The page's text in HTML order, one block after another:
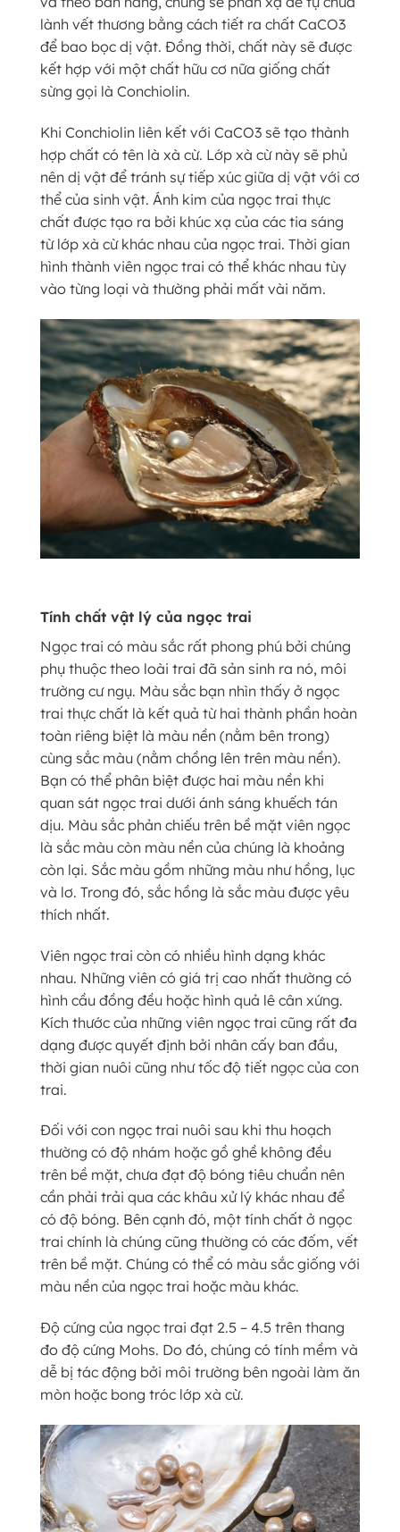
lành vết thương bằng cách tiết ra chất CaCO3
để bao bọc dị vật. Đồng thời, chất này sẽ được
kết hợp với một chất hữu cơ nữa giống chất
sừng gọi là Conchiolin.
Khi Conchiolin liên kết với CaCO3 sẽ tạo thành
hợp chất có tên là xà cừ. Lớp xà cừ này sẽ phủ
nên dị vật để tránh sự tiếp xúc giữa dị vật với cơ
thể của sinh vật. Ánh kim của ngọc trai thực
chất được tạo ra bởi khúc xạ của các tia sáng
từ lớp xà cừ khác nhau của ngọc trai. Thời gian
hình thành viên ngọc trai có thể khác nhau tùy
vào từng loại và thường phải mất vài năm.
Tính chất vật lý của ngọc trai
Ngọc trai có màu sắc rất phong phú bởi chúng
phụ thuộc theo loài trai đã sản sinh ra nó, môi
trường cư ngụ. Màu sắc bạn nhìn thấy ở ngọc
trai thực chất là kết quả từ hai thành phần hoàn
toàn riêng biệt là màu nền (nằm bên trong)
cùng sắc màu (nằm chồng lên trên màu nền).
Bạn có thể phân biệt được hai màu nền khi
quan sát ngọc trai dưới ánh sáng khuếch tán
dịu. Màu sắc phản chiếu trên bề mặt viên ngọc
là sắc màu còn màu nền của chúng là khoảng
còn lại. Sắc màu gồm những màu như hồng, lục
và lơ. Trong đó, sắc hồng là sắc màu được yêu
thích nhất.
Viên ngọc trai còn có nhiều hình dạng khác
nhau. Những viên có giá trị cao nhất thường có
hình cầu đồng đều hoặc hình quả lê cân xứng.
Kích thước của những viên ngọc trai cũng rất đa
dạng được quyết định bởi nhân cấy ban đầu,
thời gian nuôi cũng như tốc độ tiết ngọc của con
trai.
Đối với con ngọc trai nuôi sau khi thu hoạch
thường có độ nhám hoặc gồ ghề không đều
trên bề mặt, chưa đạt độ bóng tiêu chuẩn nên
cần phải trải qua các khâu xử lý khác nhau để
có độ bóng. Bên cạnh đó, một tính chất ở ngọc
trai chính là chúng cũng thường có các đốm, vết
trên bề mặt. Chúng có thể có màu sắc giống với
màu nền của ngọc trai hoặc màu khác.
Độ cứng của ngọc trai đạt 2.5 – 4.5 trên thang
đo độ cứng Mohs. Do đó, chúng có tính mềm và
dễ bị tác động bởi môi trường bên ngoài làm ăn
mòn hoặc bong tróc lớp xà cừ.